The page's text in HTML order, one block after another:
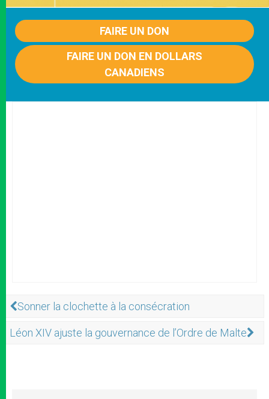
FAIRE UN DON
FAIRE UN DON EN DOLLARS
CANADIENS
Sonner la clochette à la consécration
Léon XIV ajuste la gouvernance de l’Ordre de Malte